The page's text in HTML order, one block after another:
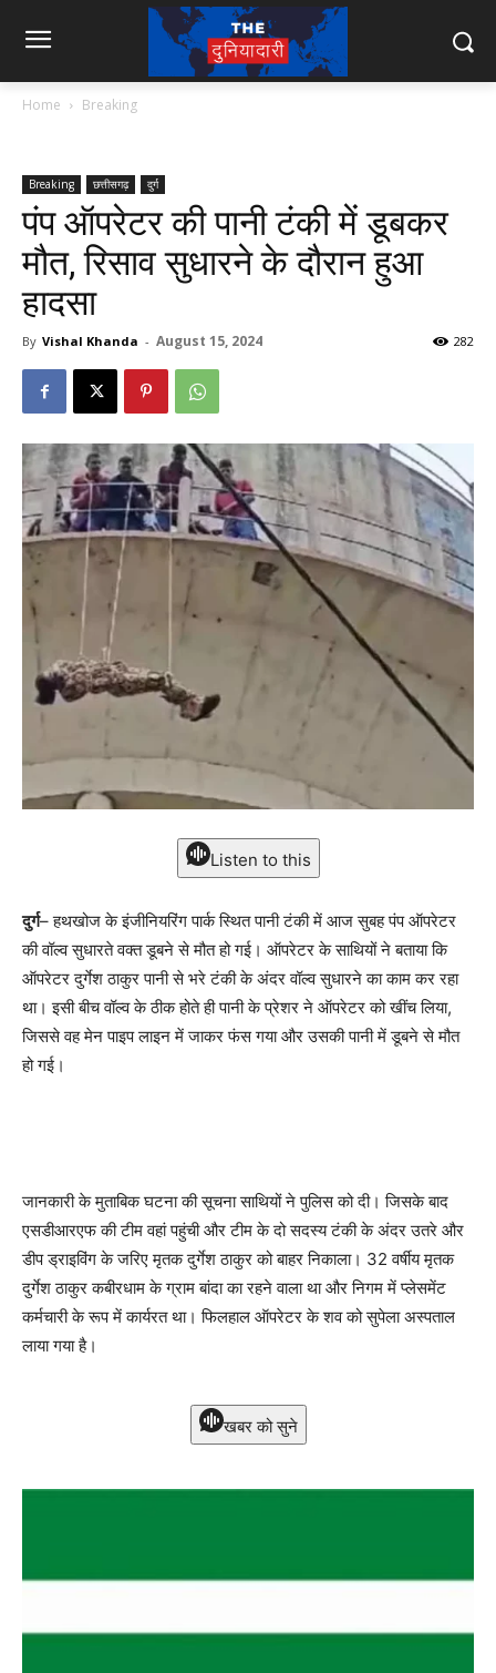
Home Breaking
Breaking छत्तीसगढ़ दुर्ग
पंप ऑपरेटर की पानी टंकी में डूबकर
मौत, रिसाव सुधारने के दौरान हुआ
हादसा
By Vishal Khanda - August 15, 2024 282
Listen to this
दुर्ग– हथखोज के इंजीनियरिंग पार्क स्थित पानी टंकी में आज सुबह पंप ऑपरेटर
की वॉल्व सुधारते वक्त डूबने से मौत हो गई। ऑपरेटर के साथियों ने बताया कि
ऑपरेटर दुर्गेश ठाकुर पानी से भरे टंकी के अंदर वॉल्व सुधारने का काम कर रहा
था। इसी बीच वॉल्व के ठीक होते ही पानी के प्रेशर ने ऑपरेटर को खींच लिया,
जिससे वह मेन पाइप लाइन में जाकर फंस गया और उसकी पानी में डूबने से मौत
हो गई।
जानकारी के मुताबिक घटना की सूचना साथियों ने पुलिस को दी। जिसके बाद
एसडीआरएफ की टीम वहां पहुंची और टीम के दो सदस्य टंकी के अंदर उतरे और
डीप ड्राइविंग के जरिए मृतक दुर्गेश ठाकुर को बाहर निकाला। 32 वर्षीय मृतक
दुर्गेश ठाकुर कबीरधाम के ग्राम बांदा का रहने वाला था और निगम में प्लेसमेंट
कर्मचारी के रूप में कार्यरत था। फिलहाल ऑपरेटर के शव को सुपेला अस्पताल
लाया गया है।
खबर को सुने